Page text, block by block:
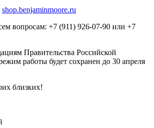
shop.benjaminmoore.ru
вопросам: +7 (911) 926-07-90 или +7
Правительства Российской
работы будет сохранен до 30 апреля
близких!